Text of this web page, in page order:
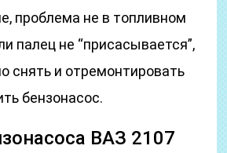
проблема не в топливном
палец не “присасывается”,
снять и отремонтировать
бензонасос.
ВАЗ 2107